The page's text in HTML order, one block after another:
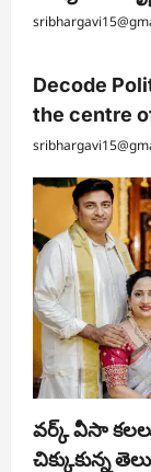
Decode
the centre
వర్క్ వీసా
చిక్కుకున్న